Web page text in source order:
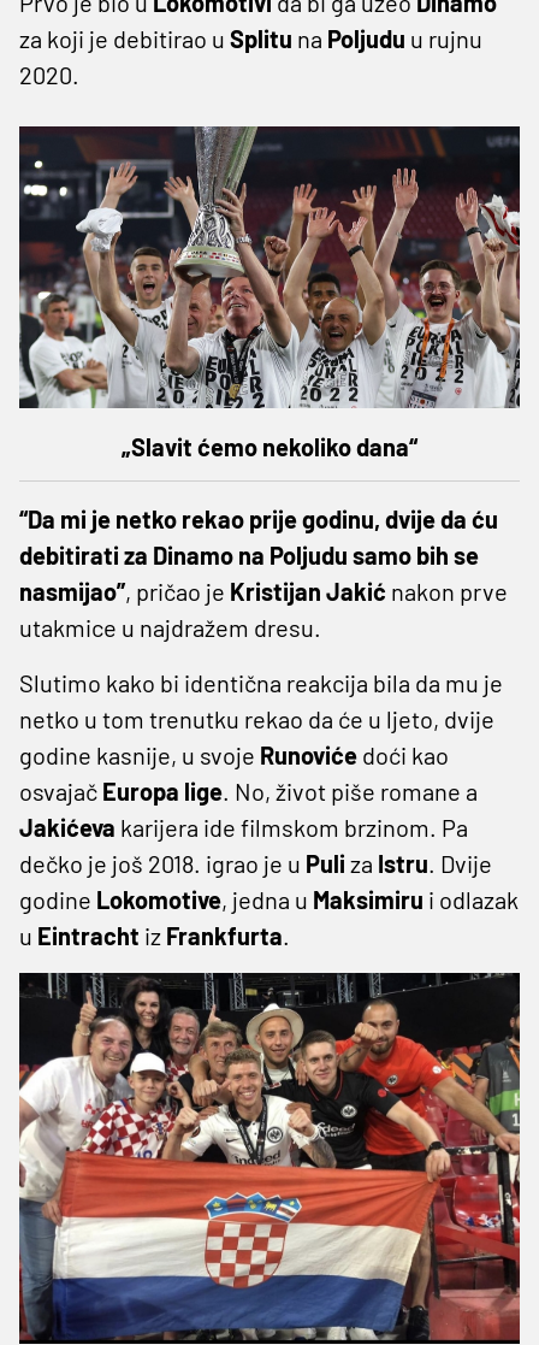
za koji je debitirao u Splitu na Poljudu u rujnu
2020.
„Slavit ćemo nekoliko dana“
“Da mi je netko rekao prije godinu, dvije da ću
debitirati za Dinamo na Poljudu samo bih se
nasmijao”, pričao je Kristijan Jakić nakon prve
utakmice u najdražem dresu.
Slutimo kako bi identična reakcija bila da mu je
netko u tom trenutku rekao da će u ljeto, dvije
godine kasnije, u svoje Runoviće doći kao
osvajač Europa lige. No, život piše romane a
Jakićeva karijera ide filmskom brzinom. Pa
dečko je još 2018. igrao je u Puli za Istru. Dvije
godine Lokomotive, jedna u Maksimiru i odlazak
u Eintracht iz Frankfurta.